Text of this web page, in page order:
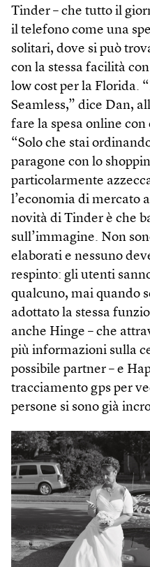
Tinder – che tutto il
il telefono come una
solitari, dove si può
con la stessa facilità
low cost per la Florida.
Seamless,” dice Dan,
fare la spesa online
“Solo che stai
paragone con lo
particolarmente
l’economia di mercato
novità di Tinder è che
sull’immagine. Non
elaborati e nessuno
respinto: gli utenti
qualcuno, mai quando
adottato la stessa
anche Hinge – che
più informazioni sulla
possibile partner – e
tracciamento gps per
persone si sono già